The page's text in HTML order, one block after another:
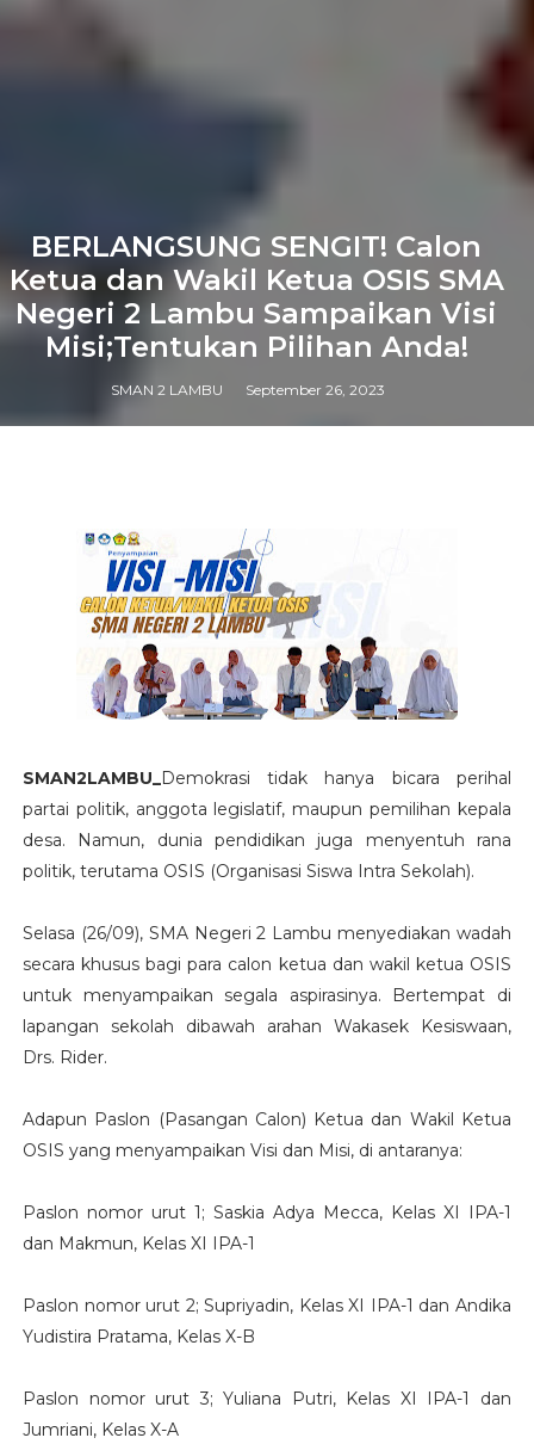
BERLANGSUNG SENGIT! Calon
Ketua dan Wakil Ketua OSIS SMA
Negeri 2 Lambu Sampaikan Visi
Misi;Tentukan Pilihan Anda!
SMAN 2 LAMBU September 26, 2023
SMAN2LAMBU_Demokrasi tidak hanya bicara perihal
partai politik, anggota legislatif, maupun pemilihan kepala
desa. Namun, dunia pendidikan juga menyentuh rana
politik, terutama OSIS (Organisasi Siswa Intra Sekolah).
Selasa (26/09), SMA Negeri 2 Lambu menyediakan wadah
secara khusus bagi para calon ketua dan wakil ketua OSIS
untuk menyampaikan segala aspirasinya. Bertempat di
lapangan sekolah dibawah arahan Wakasek Kesiswaan,
Drs. Rider.
Adapun Paslon (Pasangan Calon) Ketua dan Wakil Ketua
OSIS yang menyampaikan Visi dan Misi, di antaranya:
Paslon nomor urut 1; Saskia Adya Mecca, Kelas XI IPA-1
dan Makmun, Kelas XI IPA-1
Paslon nomor urut 2; Supriyadin, Kelas XI IPA-1 dan Andika
Yudistira Pratama, Kelas X-B
Paslon nomor urut 3; Yuliana Putri, Kelas XI IPA-1 dan
Jumriani, Kelas X-A